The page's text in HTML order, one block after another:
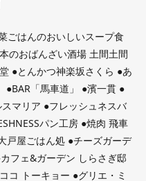
ごはんのおいしいスープ食
のおばんざい酒場 土間土間
●とんかつ神楽坂さくら ●あ
●BAR「馬車道」 ●濱一貫 ●
マリア ●フレッシュネスバ
パン工房 ●焼肉 飛車
戸屋ごはん処 ●チーズガーデ
フェ&ガーデン しらさぎ邸
コ トーキョー ●グリエ・ミ